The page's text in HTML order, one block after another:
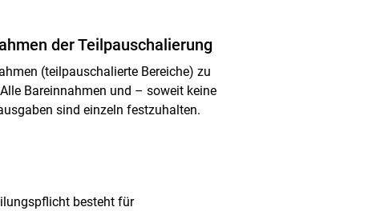
der Teilpauschalierung
(teilpauschalierte Bereiche) zu
Bareinnahmen und – soweit keine
sind einzeln festzuhalten.
besteht für